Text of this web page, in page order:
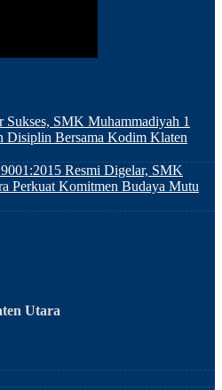
Sukses, SMK Muhammadiyah 1
Disiplin Bersama Kodim Klaten
Resmi Digelar, SMK
Perkuat Komitmen Budaya Mutu
Utara